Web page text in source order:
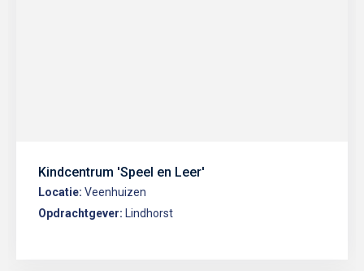
Kindcentrum 'Speel en Leer'
Locatie: Veenhuizen
Opdrachtgever: Lindhorst